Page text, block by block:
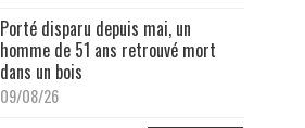
Porté disparu depuis mai, un
homme de 51 ans retrouvé mort
dans un bois
09/08/26